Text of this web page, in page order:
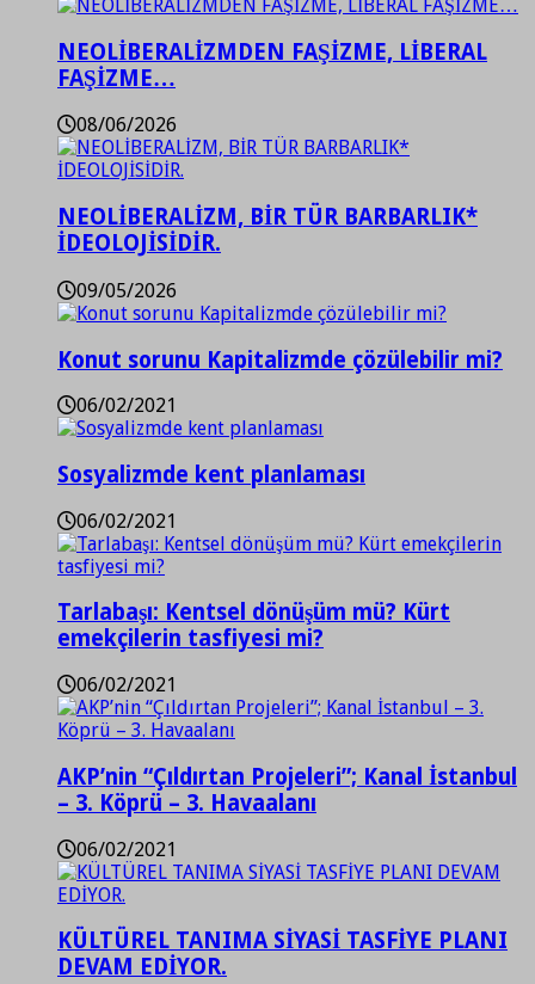
NEOLİBERALİZMDEN FAŞİZME, LİBERAL
FAŞİZME…
08/06/2026
NEOLİBERALİZM, BİR TÜR BARBARLIK*
İDEOLOJİSİDİR.
09/05/2026
Konut sorunu Kapitalizmde çözülebilir mi?
06/02/2021
Sosyalizmde kent planlaması
06/02/2021
Tarlabaşı: Kentsel dönüşüm mü? Kürt
emekçilerin tasfiyesi mi?
06/02/2021
AKP’nin “Çıldırtan Projeleri”; Kanal İstanbul
– 3. Köprü – 3. Havaalanı
06/02/2021
KÜLTÜREL TANIMA SİYASİ TASFİYE PLANI
DEVAM EDİYOR.